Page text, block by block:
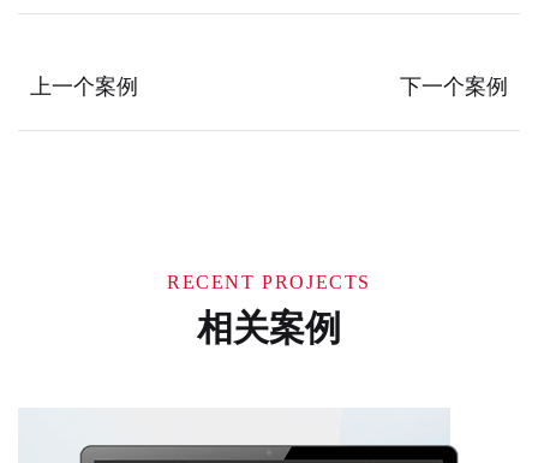
上一个案例 下一个案例
RECENT PROJECTS
相关案例